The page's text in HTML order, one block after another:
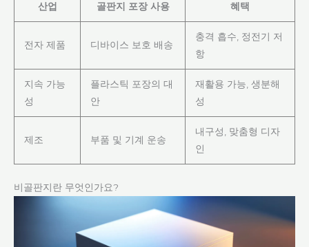
산업 골판지 포장 사용 혜택
전자 제품 디바이스 보호 배송
충격 흡수, 정전기 저
항
지속 가능
성
플라스틱 포장의 대
안
재활용 가능, 생분해
성
제조 부품 및 기계 운송
내구성, 맞춤형 디자
인
비골판지란 무엇인가요?